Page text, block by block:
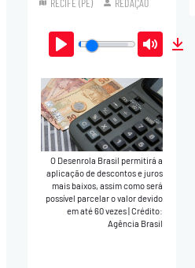
RECIFE (PE)
REDAÇÃO
Play Mute
O Desenrola Brasil permitirá a
aplicação de descontos e juros
mais baixos, assim como será
possível parcelar o valor devido
em até 60 vezes|Crédito:
Agência Brasil